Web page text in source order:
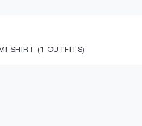
SHIRT (1 OUTFITS)